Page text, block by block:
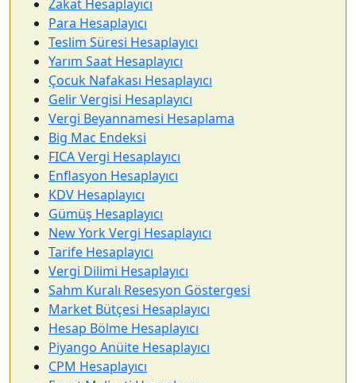
Zakat Hesaplayıcı
Para Hesaplayıcı
Teslim Süresi Hesaplayıcı
Yarım Saat Hesaplayıcı
Çocuk Nafakası Hesaplayıcı
Gelir Vergisi Hesaplayıcı
Vergi Beyannamesi Hesaplama
Big Mac Endeksi
FICA Vergi Hesaplayıcı
Enflasyon Hesaplayıcı
KDV Hesaplayıcı
Gümüş Hesaplayıcı
New York Vergi Hesaplayıcı
Tarife Hesaplayıcı
Vergi Dilimi Hesaplayıcı
Sahm Kuralı Resesyon Göstergesi
Market Bütçesi Hesaplayıcı
Hesap Bölme Hesaplayıcı
Piyango Anüite Hesaplayıcı
CPM Hesaplayıcı